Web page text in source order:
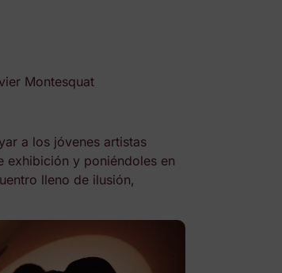
Montesquat
a los jóvenes artistas
exhibición y poniéndoles en
lleno de ilusión,